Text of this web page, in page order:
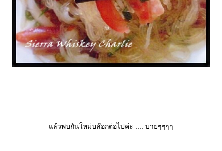
ล้วพบกันใหม่บล๊อกต่อไปค่ะ .... บายๆๆๆๆ